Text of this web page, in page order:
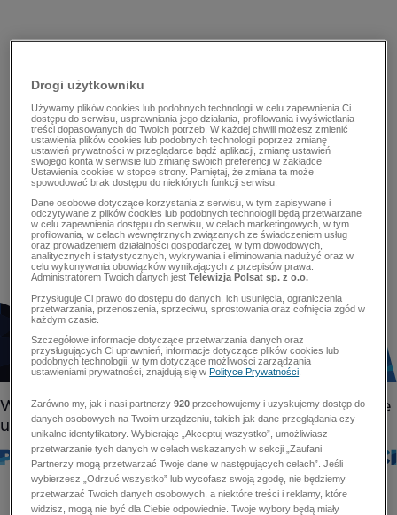
Drogi użytkowniku
Używamy plików cookies lub podobnych technologii w celu zapewnienia Ci
dostępu do serwisu, usprawniania jego działania, profilowania i wyświetlania
treści dopasowanych do Twoich potrzeb. W każdej chwili możesz zmienić
ustawienia plików cookies lub podobnych technologii poprzez zmianę
ustawień prywatności w przeglądarce bądź aplikacji, zmianę ustawień
swojego konta w serwisie lub zmianę swoich preferencji w zakładce
Ustawienia cookies w stopce strony. Pamiętaj, że zmiana ta może
spowodować brak dostępu do niektórych funkcji serwisu.
Dane osobowe dotyczące korzystania z serwisu, w tym zapisywane i
odczytywane z plików cookies lub podobnych technologii będą przetwarzane
w celu zapewnienia dostępu do serwisu, w celach marketingowych, w tym
profilowania, w celach wewnętrznych związanych ze świadczeniem usług
oraz prowadzeniem działalności gospodarczej, w tym dowodowych,
analitycznych i statystycznych, wykrywania i eliminowania nadużyć oraz w
celu wykonywania obowiązków wynikających z przepisów prawa.
Administratorem Twoich danych jestTelewizja Polsat sp. z o.o.
Przysługuje Ci prawo do dostępu do danych, ich usunięcia, ograniczenia
przetwarzania, przenoszenia, sprzeciwu, sprostowania oraz cofnięcia zgód w
każdym czasie.
Szczegółowe informacje dotyczące przetwarzania danych oraz
przysługujących Ci uprawnień, informacje dotyczące plików cookies lub
podobnych technologii, w tym dotyczące możliwości zarządzania
ustawieniami prywatności, znajdują się wPolityce Prywatności
Zarówno my, jak i nasi partnerzy920 przechowujemy i uzyskujemy dostęp do
danych osobowych na Twoim urządzeniu, takich jak dane przeglądania czy
unikalne identyfikatory. Wybierając „Akceptuj wszystko”, umożliwiasz
przetwarzanie tych danych w celach wskazanych w sekcji „Zaufani
Partnerzy mogą przetwarzać Twoje dane w następujących celach”. Jeśli
wybierzesz „Odrzuć wszystko” lub wycofasz swoją zgodę, nie będziemy
przetwarzać Twoich danych osobowych, a niektóre treści i reklamy, które
widzisz, mogą nie być dla Ciebie odpowiednie. Twoje wybory będą miały